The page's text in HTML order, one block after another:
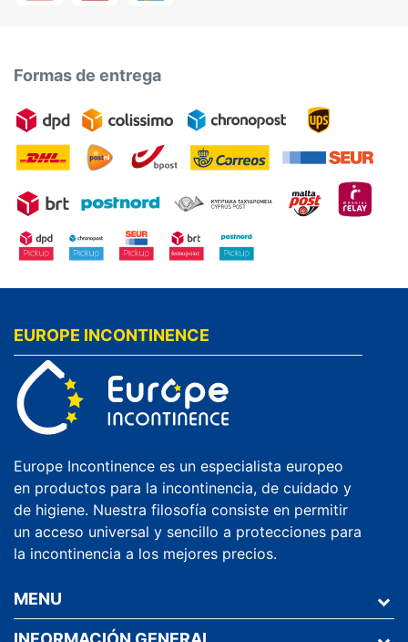
Formas de entrega
EUROPE INCONTINENCE
Europe Incontinence es un especialista europeo
en productos para la incontinencia, de cuidado y
de higiene. Nuestra filosofía consiste en permitir
un acceso universal y sencillo a protecciones para
la incontinencia a los mejores precios.
MENU